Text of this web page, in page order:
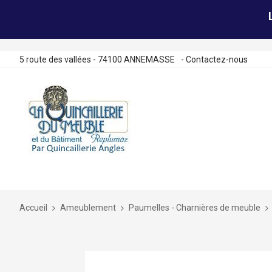
5 route des vallées - 74100 ANNEMASSE - Contactez-nous
Accueil Ameublement Paumelles - Charnières de meuble